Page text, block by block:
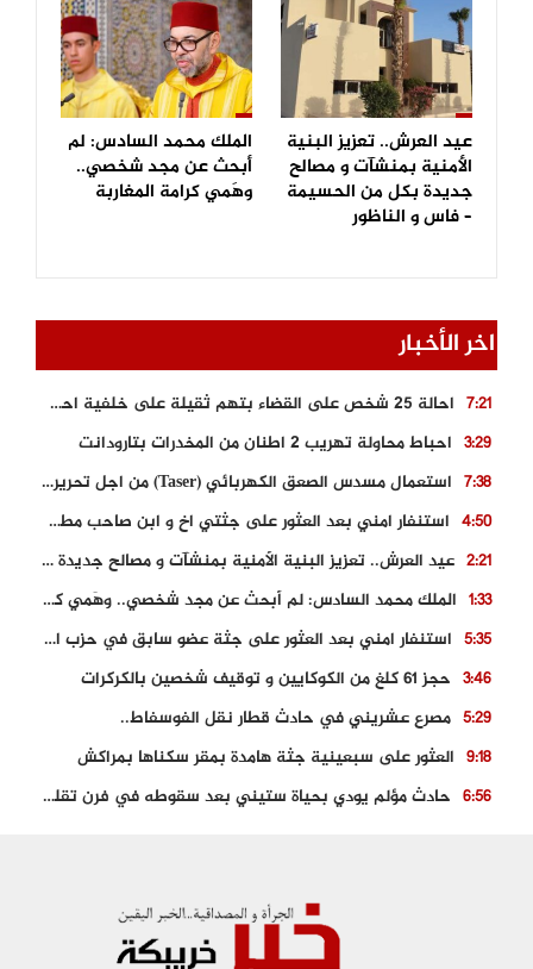
عيد العرش.. تعزيز البنية
الأمنية بمنشآت و مصالح
جديدة بكل من الحسيمة
– فاس و الناظور
الملك محمد السادس: لم
أبحث عن مجد شخصي..
وهَمي كرامة المغاربة
اخر الأخبار
7:21
احالة 25 شخص على القضاء بتهم ثقيلة على خلفية احداث المناطق الشمالية
3:29 احباط محاولة تهريب 2 اطنان من المخدرات بتارودانت
7:38
استعمال مسدس الصعق الكهربائي (Taser) من اجل تحرير شابة محتجزة
4:50
استنفار امني بعد العثور على جثتي اخ و ابن صاحب مطعم اسماك مشهور بطنجة
2:21
عيد العرش.. تعزيز البنية الأمنية بمنشآت و مصالح جديدة بكل من الحسيمة – فاس و الناظور
1:33
الملك محمد السادس: لم أبحث عن مجد شخصي.. وهَمي كرامة المغاربة
5:35
استنفار امني بعد العثور على جثة عضو سابق في حزب المصباح بالقنيطرة..
3:46 حجز 61 كلغ من الكوكايين و توقيف شخصين بالكركرات
5:29 مصرع عشريني في حادث قطار نقل الفوسفاط..
9:18 العثور على سبعينية جثة هامدة بمقر سكناها بمراكش
6:56
حادث مؤلم يودي بحياة ستيني بعد سقوطه في فرن تقليدي “للجير”